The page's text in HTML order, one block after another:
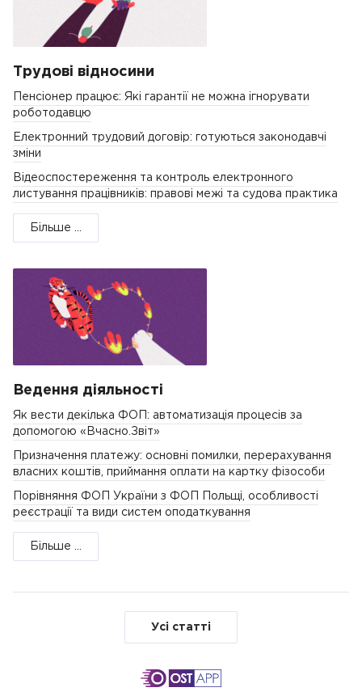
Трудові відносини
Пенсіонер працює: Які гарантії не можна ігнорувати
роботодавцю
Електронний трудовий договір: готуються законодавчі
зміни
Відеоспостереження та контроль електронного
листування працівників: правові межі та судова практика
Більше ...
Ведення діяльності
Як вести декілька ФОП: автоматизація процесів за
допомогою «Вчасно.Звіт»
Призначення платежу: основні помилки, перерахування
власних коштів, приймання оплати на картку фізособи
Порівняння ФОП України з ФОП Польщі, особливості
реєстрації та види систем оподаткування
Більше ...
Усі статті